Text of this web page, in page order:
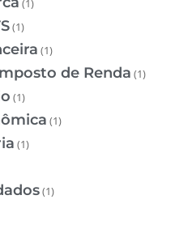
(1)
(1)
(1)
de Renda (1)
(1)
(1)
(1)
(1)